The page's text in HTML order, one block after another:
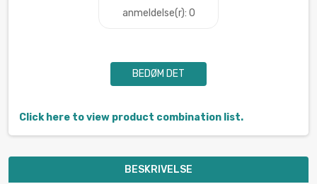
anmeldelse(r): 0
BEDØM DET
Click here to view product combination list.
BESKRIVELSE